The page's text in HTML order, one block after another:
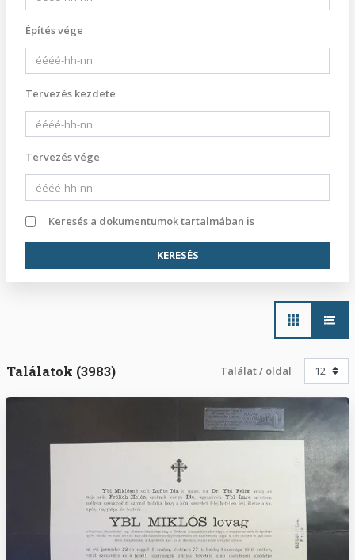
Építés vége
Tervezés kezdete
Tervezés vége
Keresés a dokumentumok tartalmában is
Main
navigation
Találatok (3983) Találat / oldal